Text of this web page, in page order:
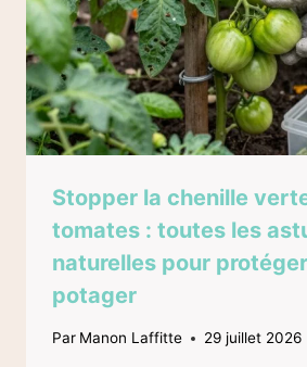
Stopper la chenille
tomates : toutes les
naturelles pour
potager
Par Manon Laffitte 29 juillet 2026